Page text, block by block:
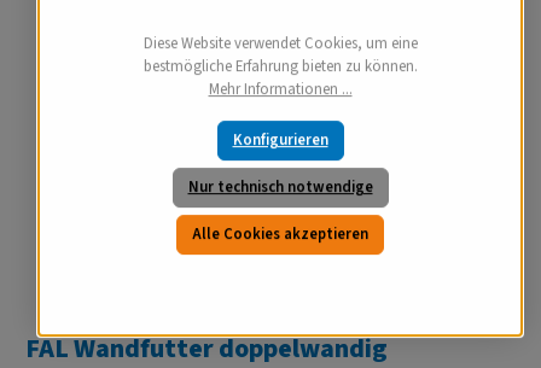
FAL Wandfutter doppelwandig
Diese Website verwendet Cookies, um eine
bestmögliche Erfahrung bieten zu können.
Mehr Informationen ...
Nur technisch notwendige
Konfigurieren
Alle Cookies akzeptieren